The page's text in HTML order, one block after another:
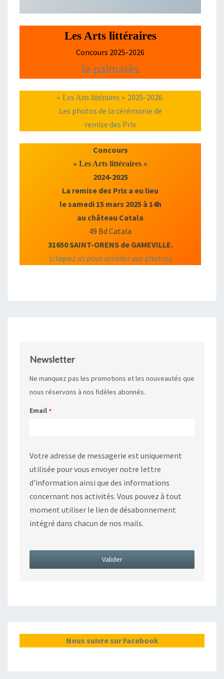
Les Arts littéraires
Concours 2025-2026
le palmarès
« Les Arts littéraires » 2025-2026.
Les photos de la cérémonie de
remise des Prix
Concours
« Les Arts littéraires »
2024-2025
La remise des Prix a eu lieu
le samedi 15 mars 2025 à 14h
au château Catala
49 Bd Catala
31650 SAINT-ORENS de GAMEVILLE.
(cliquez ici pour accéder aux photos)
Newsletter
Ne manquez pas les promotions et les nouveautés que
nous réservons à nos fidèles abonnés.
Email *
Votre adresse de messagerie est uniquement
utilisée pour vous envoyer notre lettre
d'information ainsi que des informations
concernant nos activités. Vous pouvez à tout
moment utiliser le lien de désabonnement
intégré dans chacun de nos mails.
Nous suivre sur Facebook